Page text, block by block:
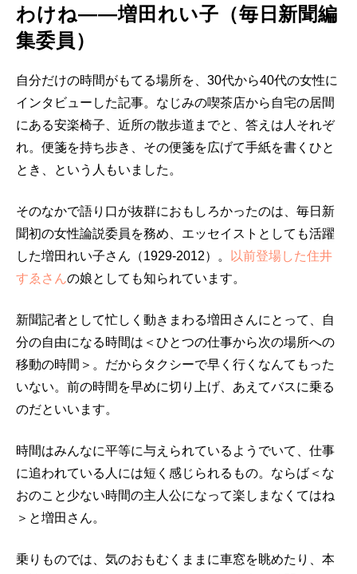
わけね――増田れい子（毎日新聞編
集委員）
自分だけの時間がもてる場所を、30代から40代の女性に
インタビューした記事。なじみの喫茶店から自宅の居間
にある安楽椅子、近所の散歩道までと、答えは人それぞ
れ。便箋を持ち歩き、その便箋を広げて手紙を書くひと
とき、という人もいました。
そのなかで語り口が抜群におもしろかったのは、毎日新
聞初の女性論説委員を務め、エッセイストとしても活躍
した増田れい子さん（1929-2012）。
以前登場した住井
すゑさんの娘としても知られています。
新聞記者として忙しく動きまわる増田さんにとって、自
分の自由になる時間は＜ひとつの仕事から次の場所への
移動の時間＞。だからタクシーで早く行くなんてもった
いない。前の時間を早めに切り上げ、あえてバスに乗る
のだといいます。
時間はみんなに平等に与えられているようでいて、仕事
に追われている人には短く感じられるもの。ならば＜な
おのこと少ない時間の主人公になって楽しまなくてはね
＞と増田さん。
乗りものでは、気のおもむくままに車窓を眺めたり、本